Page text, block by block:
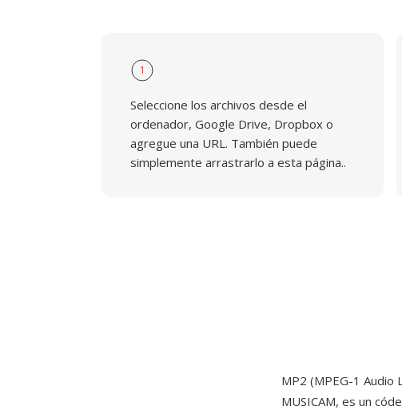
1
Seleccione los archivos desde el
ordenador, Google Drive, Dropbox o
agregue una URL. También puede
simplemente arrastrarlo a esta página..
MP2 (MPEG-1
MUSICAM, es un